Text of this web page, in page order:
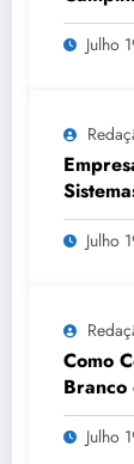
OT3N
Julho
Julho
Como
Julho